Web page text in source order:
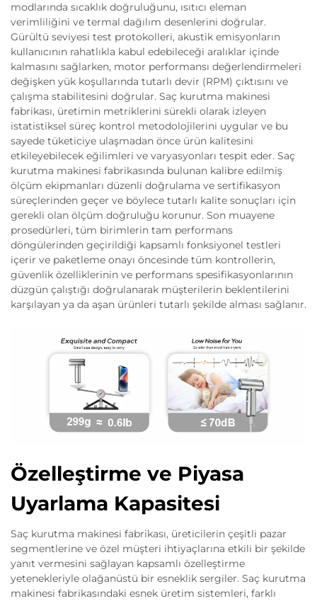
modlarında sıcaklık doğruluğunu, ısıtıcı eleman
verimliliğini ve termal dağılım desenlerini doğrular.
Gürültü seviyesi test protokolleri, akustik emisyonların
kullanıcının rahatlıkla kabul edebileceği aralıklar içinde
kalmasını sağlarken, motor performansı değerlendirmeleri
değişken yük koşullarında tutarlı devir (RPM) çıktısını ve
çalışma stabilitesini doğrular. Saç kurutma makinesi
fabrikası, üretimin metriklerini sürekli olarak izleyen
istatistiksel süreç kontrol metodolojilerini uygular ve bu
sayede tüketiciye ulaşmadan önce ürün kalitesini
etkileyebilecek eğilimleri ve varyasyonları tespit eder. Saç
kurutma makinesi fabrikasında bulunan kalibre edilmiş
ölçüm ekipmanları düzenli doğrulama ve sertifikasyon
süreçlerinden geçer ve böylece tutarlı kalite sonuçları için
gerekli olan ölçüm doğruluğu korunur. Son muayene
prosedürleri, tüm birimlerin tam performans
döngülerinden geçirildiği kapsamlı fonksiyonel testleri
içerir ve paketleme onayı öncesinde tüm kontrollerin,
güvenlik özelliklerinin ve performans spesifikasyonlarının
düzgün çalıştığı doğrulanarak müşterilerin beklentilerini
karşılayan ya da aşan ürünleri tutarlı şekilde alması sağlanır.
Özelleştirme ve Piyasa
Uyarlama Kapasitesi
Saç kurutma makinesi fabrikası, üreticilerin çeşitli pazar
segmentlerine ve özel müşteri ihtiyaçlarına etkili bir şekilde
yanıt vermesini sağlayan kapsamlı özelleştirme
yetenekleriyle olağanüstü bir esneklik sergiler. Saç kurutma
makinesi fabrikasındaki esnek üretim sistemleri, farklı